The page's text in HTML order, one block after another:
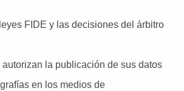
FIDE y las decisiones del árbitro
autorizan la publicación de sus datos
en los medios de